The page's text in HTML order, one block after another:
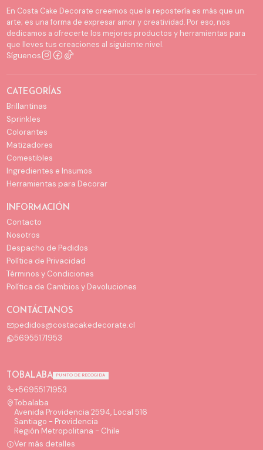
En Costa Cake Decorate creemos que la repostería es más que un
arte; es una forma de expresar amor y creatividad. Por eso, nos
dedicamos a ofrecerte los mejores productos y herramientas para
que lleves tus creaciones al siguiente nivel.
Síguenos
CATEGORÍAS
Brillantinas
Sprinkles
Colorantes
Matizadores
Comestibles
Ingredientes e Insumos
Herramientas para Decorar
INFORMACIÓN
Contacto
Nosotros
Despacho de Pedidos
Política de Privacidad
Términos y Condiciones
Política de Cambios y Devoluciones
CONTÁCTANOS
pedidos@costacakedecorate.cl
56955171953
TOBALABA PUNTO DE RECOGIDA
+56955171953
Tobalaba
Avenida Providencia 2594, Local 516
Santiago - Providencia
Región Metropolitana - Chile
Ver más detalles